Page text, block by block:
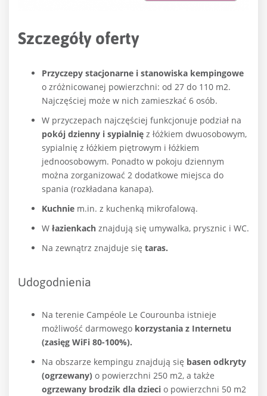
Szczegóły oferty
Przyczepy stacjonarne i stanowiska kempingowe
o zróżnicowanej powierzchni: od 27 do 110 m2.
Najczęściej może w nich zamieszkać 6 osób.
W przyczepach najczęściej funkcjonuje podział na
pokój dzienny i sypialnię z łóżkiem dwuosobowym,
sypialnię z łóżkiem piętrowym i łóżkiem
jednoosobowym. Ponadto w pokoju dziennym
można zorganizować 2 dodatkowe miejsca do
spania (rozkładana kanapa).
Kuchnie m.in. z kuchenką mikrofalową.
W łazienkach znajdują się umywalka, prysznic i WC.
Na zewnątrz znajduje się taras.
Udogodnienia
Na terenie Campéole Le Courounba istnieje
możliwość darmowego korzystania z Internetu
(zasięg WiFi 80-100%).
Na obszarze kempingu znajdują się basen odkryty
(ogrzewany) o powierzchni 250 m2, a także
ogrzewany brodzik dla dzieci o powierzchni 50 m2